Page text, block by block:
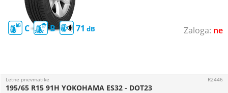
ne
C B 71
Letne pnevmatike
195/65 R15 91H YOKOHAMA ES32 - DOT23
R2446